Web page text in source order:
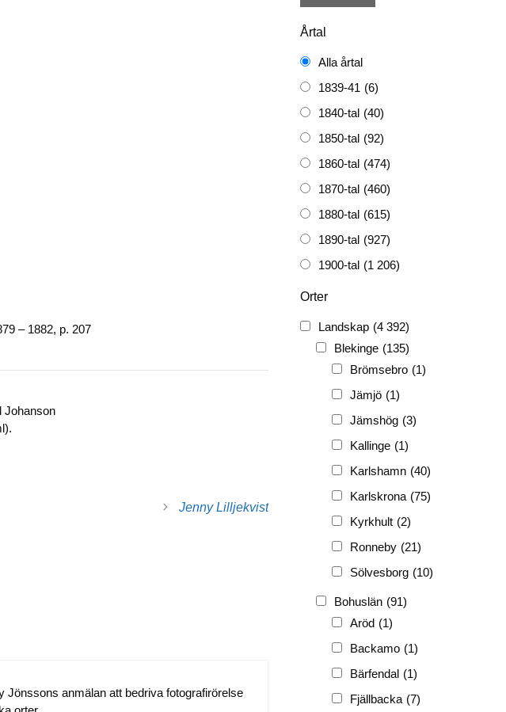
– 1882, p. 207
Johanson
Jenny Lilljekvist
Jönssons anmälan att bedriva fotografirörelse
Årtal
Alla årtal
1839-41 (6)
1840-tal (40)
1850-tal (92)
1860-tal (474)
1870-tal (460)
1880-tal (615)
1890-tal (927)
1900-tal (1 206)
FH
(338)
FRG
(3 189)
PF (3 882)
PIONJÄR (129)
Orter
Landskap (4 392)
Blekinge (135)
Brömsebro (1)
Jämjö (1)
Jämshög (3)
Kallinge (1)
Karlshamn (40)
Karlskrona (75)
Kyrkhult (2)
Ronneby (21)
Sölvesborg (10)
Bohuslän (91)
Aröd (1)
Backamo (1)
Bärfendal (1)
Fjällbacka (7)